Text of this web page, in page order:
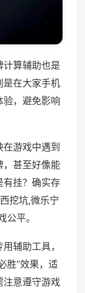
计算辅助也是
是在大家手机
，避免影响
游戏中遇到
，甚至好像能
有挂？确实存
挖坑,微乐宁
平。
辅助工具，
胜”效果，适
注意遵守游戏